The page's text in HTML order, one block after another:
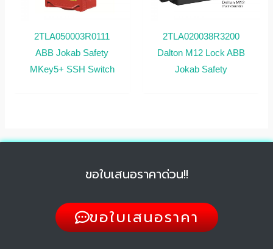
2TLA050003R0111
ABB Jokab Safety
MKey5+ SSH Switch
2TLA020038R3200
Dalton M12 Lock ABB
Jokab Safety
ขอใบเสนอราคาด่วน!!
ขอใบเสนอราคา